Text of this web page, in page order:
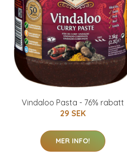
Vindaloo Pasta - 76% rabatt
29 SEK
MER INFO!